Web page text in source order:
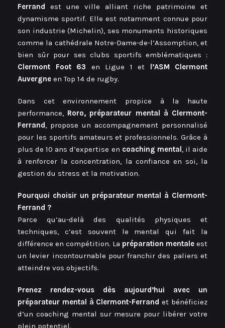
Ferrand est une ville alliant riche patrimoine et
dynamisme sportif. Elle est notamment connue pour
son industrie (Michelin), ses monuments historiques
comme la cathédrale Notre-Dame-de-l’Assomption, et
bien sûr pour ses clubs sportifs emblématiques :
Clermont Foot 63 en Ligue 1 et l’ASM Clermont
Auvergne en Top 14 de rugby.
Dans cet environnement propice à la haute
performance, Roro, préparateur mental à Clermont-
Ferrand , propose un accompagnement personnalisé
pour les sportifs amateurs et professionnels. Grâce à
plus de 10 ans d’expertise en coaching mental , il aide
à renforcer la concentration, la confiance en soi, la
gestion du stress et la motivation.
Pourquoi choisir un préparateur mental à Clermont-
Ferrand ?
Parce qu’au-delà des qualités physiques et
techniques, c’est souvent le mental qui fait la
différence en compétition. La préparation mentale est
un levier incontournable pour franchir des paliers et
atteindre vos objectifs.
Prenez rendez-vous dès aujourd’hui avec un
préparateur mental à Clermont-Ferrand et bénéficiez
d’un coaching mental sur mesure pour libérer votre
plein potentiel.